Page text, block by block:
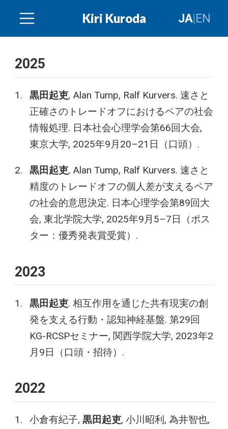
Kiri Kuroda JA|EN
2025
黒田起吏, Alan Tump, Ralf Kurvers. 速さと
正確さのトレードオフにおけるペアの社会
情報処理. 日本社会心理学会第66回大会,
東京大学, 2025年9月20–21日（口頭）.
黒田起吏, Alan Tump, Ralf Kurvers. 速さと
精度のトレードオフの個人差が支えるペア
の社会的意思決定. 日本心理学会第89回大
会, 東北学院大学, 2025年9月5–7日（ポス
ター：優秀発表賞受賞）.
2023
黒田起吏. 相互作用を通じた共有現実の創
発を支える行動・認知神経基盤. 第29回
KG-RCSPセミナー, 関西学院大学, 2023年2
月9日（口頭・招待）.
2022
小倉有紀子, 黒田起吏, 小川昭利, 為井智也,